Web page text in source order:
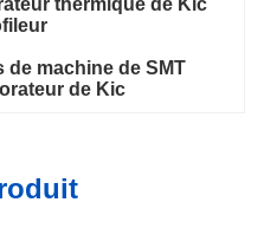
thermique de Kic
de machine de SMT
de Kic